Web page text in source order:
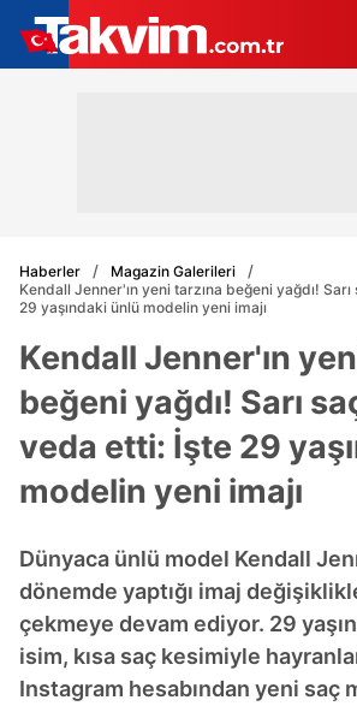
Haberler
Magazin Galerileri
Kendall Jenner'ın yeni tarzına beğeni yağdı!
29 yaşındaki ünlü modelin yeni imajı
Kendall Jenner'ın
beğeni yağdı! Sarı
veda etti: İşte 29
modelin yeni imajı
Dünyaca ünlü model Kendall
dönemde yaptığı imaj
çekmeye devam ediyor. 29
isim, kısa saç kesimiyle
Instagram hesabından yeni saç